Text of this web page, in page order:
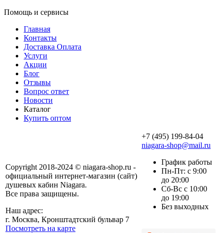
Помощь и сервисы
Главная
Контакты
Доставка Оплата
Услуги
Акции
Блог
Отзывы
Вопрос ответ
Новости
Каталог
Купить оптом
Copyright 2018-2024 © niagara-shop.ru -
официальный интернет-магазин (сайт)
душевых кабин Niagara.
Все права защищены.
Наш адрес:
г. Москва, Кронштадтский бульвар 7
Посмотреть на карте
+7 (495) 199-84-04
niagara-shop@mail.ru
График работы
Пн-Пт: с 9:00
до 20:00
Сб-Вс с 10:00
до 19:00
Без выходных